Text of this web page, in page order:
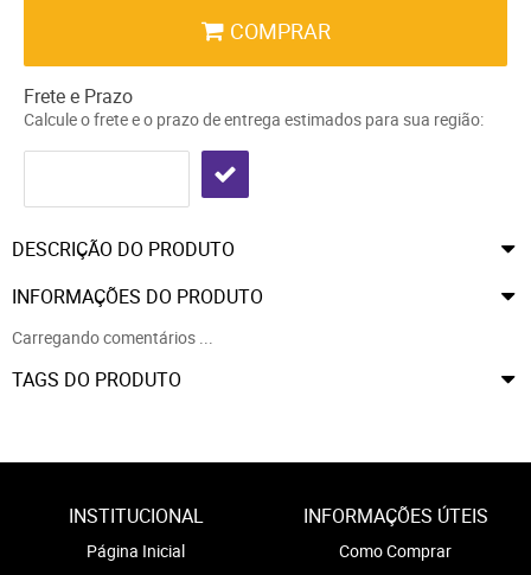
COMPRAR
Frete e Prazo
Calcule o frete e o prazo de entrega estimados para sua região:
DESCRIÇÃO DO PRODUTO
INFORMAÇÕES DO PRODUTO
Carregando comentários ...
TAGS DO PRODUTO
INSTITUCIONAL
Página Inicial
INFORMAÇÕES ÚTEIS
Como Comprar